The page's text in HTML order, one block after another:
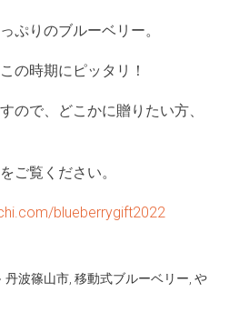
ぷりのブルーベリー。
の時期にピッタリ！
ので、どこかに贈りたい方、
ご覧ください。
blueberrygift2022
丹波篠山市 移動式ブルーベリー や